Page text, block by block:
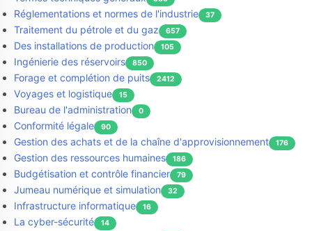
Réglementations et normes de l'industrie 37
Traitement du pétrole et du gaz 657
Des installations de production 105
Ingénierie des réservoirs 850
Forage et complétion de puits 2412
Voyages et logistique 15
Bureau de l'administration 0
Conformité légale 90
Gestion des achats et de la chaîne d'approvisionnement 176
Gestion des ressources humaines 186
Budgétisation et contrôle financier 79
Jumeau numérique et simulation 32
Infrastructure informatique 16
La cyber-sécurité 14